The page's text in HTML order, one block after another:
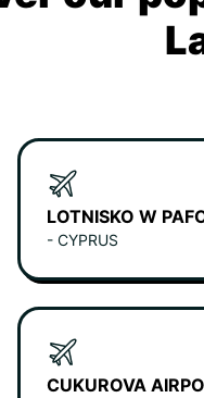
LOTNISKO W
- CYPRUS
CUKUROVA